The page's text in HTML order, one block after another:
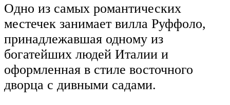
Одно из самых романтических
местечек занимает вилла Руффоло,
принадлежавшая одному из
богатейших людей Италии и
оформленная в стиле восточного
дворца с дивными садами.